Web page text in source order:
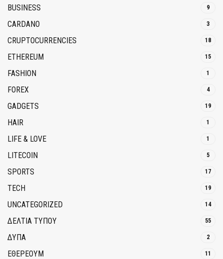
BUSINESS 9
CARDANO 3
CRUPTOCURRENCIES 18
ETHEREUM 15
FASHION 1
FOREX 4
GADGETS 19
HAIR 1
LIFE & LOVE 1
LITECOIN 5
SPORTS 17
TECH 19
UNCATEGORIZED 14
ΔΕΛΤΙΑ ΤΥΠΟΥ 55
ΔΥΠΑ 2
ΕΘΈΡΕΟΥΜ 11